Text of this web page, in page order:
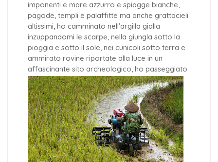
imponenti e mare azzurro e spiagge bianche,
pagode, templi e palaffitte ma anche grattacieli
altissimi, ho camminato nell'argilla gialla
inzuppandomi le scarpe, nella giungla sotto la
pioggia e sotto il sole, nei cunicoli sotto terra e
ammirato rovine riportate alla luce in un
affascinante sito archeologico, ho passeggiato